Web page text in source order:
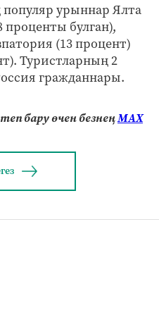
урыннар Ялта
проценты булган),
(13 процент)
Туристларның 2
гражданнары.
бару өчен безнеңМАХ